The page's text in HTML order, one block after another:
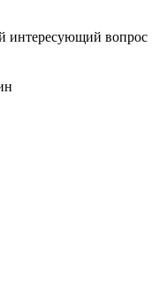
интересующий вопрос